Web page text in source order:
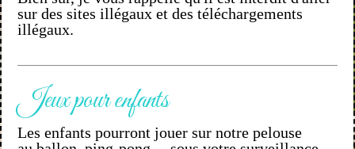
sur des sites illégaux et des téléchargements
illégaux.
Jeux pour enfants
Les enfants pourront jouer sur notre pelouse